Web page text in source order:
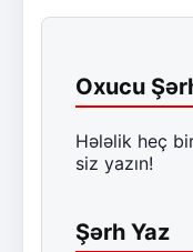
Oxucu
Hələlik heç
siz yazın!
Şərh Yaz